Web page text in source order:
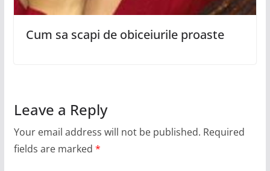
Cum sa scapi de obiceiurile proaste
Leave a Reply
Your email address will not be published. Required
fields are marked *